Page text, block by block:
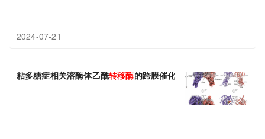
2024-07-21
粘多糖症相关溶酶体乙酰转移酶的跨膜催化机制